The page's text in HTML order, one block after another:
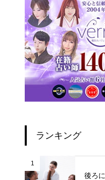
ランキング
1
後ろ